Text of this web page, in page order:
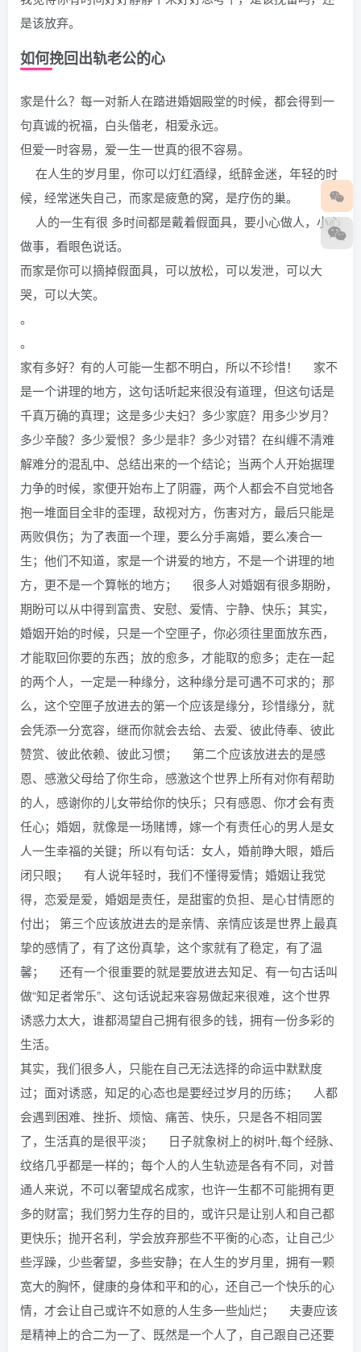
是该放弃。
如何挽回出轨老公的心
家是什么？每一对新人在踏进婚姻殿堂的时候，都会得到一
句真诚的祝福，白头偕老，相爱永远。
但爱一时容易，爱一生一世真的很不容易。
在人生的岁月里，你可以灯红酒绿，纸醉金迷，年轻的时
候，经常迷失自己，而家是疲惫的窝，是疗伤的巢。
人的一生有很 多时间都是戴着假面具，要小心做人，小心
做事，看眼色说话。
而家是你可以摘掉假面具，可以放松，可以发泄，可以大
哭，可以大笑。
。
。
家有多好？有的人可能一生都不明白，所以不珍惜！ 家不
是一个讲理的地方，这句话听起来很没有道理，但这句话是
千真万确的真理；这是多少夫妇？多少家庭？用多少岁月？
多少辛酸？多少爱恨？多少是非？多少对错？在纠缠不清难
解难分的混乱中、总结出来的一个结论；当两个人开始据理
力争的时候，家便开始布上了阴霾，两个人都会不自觉地各
抱一堆面目全非的歪理，敌视对方，伤害对方，最后只能是
两败俱伤；为了表面一个理，要么分手离婚，要么凑合一
生；他们不知道，家是一个讲爱的地方，不是一个讲理的地
方，更不是一个算帐的地方； 很多人对婚姻有很多期盼，
期盼可以从中得到富贵、安慰、爱情、宁静、快乐；其实，
婚姻开始的时候，只是一个空匣子，你必须往里面放东西，
才能取回你要的东西；放的愈多，才能取的愈多；走在一起
的两个人，一定是一种缘分，这种缘分是可遇不可求的；那
么，这个空匣子放进去的第一个应该是缘分，珍惜缘分，就
会凭添一分宽容，继而你就会去给、去爱、彼此侍奉、彼此
赞赏、彼此依赖、彼此习惯； 第二个应该放进去的是感
恩、感激父母给了你生命，感激这个世界上所有对你有帮助
的人，感谢你的儿女带给你的快乐；只有感恩、你才会有责
任心；婚姻，就像是一场赌博，嫁一个有责任心的男人是女
人一生幸福的关键；所以有句话：女人，婚前睁大眼，婚后
闭只眼； 有人说年轻时，我们不懂得爱情；婚姻让我觉
得，恋爱是爱，婚姻是责任，是甜蜜的负担、是心甘情愿的
付出； 第三个应该放进去的是亲情、亲情应该是世界上最真
挚的感情了，有了这份真挚，这个家就有了稳定，有了温
馨； 还有一个很重要的就是要放进去知足、有一句古话叫
做“知足者常乐”、这句话说起来容易做起来很难，这个世界
诱惑力太大，谁都渴望自己拥有很多的钱，拥有一份多彩的
生活。
其实，我们很多人，只能在自己无法选择的命运中默默度
过；面对诱惑，知足的心态也是要经过岁月的历练； 人都
会遇到困难、挫折、烦恼、痛苦、快乐，只是各不相同罢
了，生活真的是很平淡； 日子就象树上的树叶,每个经脉、
纹络几乎都是一样的；每个人的人生轨迹是各有不同，对普
通人来说，不可以奢望成名成家，也许一生都不可能拥有更
多的财富；我们努力生存的目的，或许只是让别人和自己都
更快乐；抛开名利，学会放弃那些不平衡的心态，让自己少
些浮躁，少些奢望，多些安静；在人生的岁月里，拥有一颗
宽大的胸怀，健康的身体和平和的心，还自己一个快乐的心
情，才会让自己或许不如意的人生多一些灿烂； 夫妻应该
是精神上的合二为一了、既然是一个人了，自己跟自己还要